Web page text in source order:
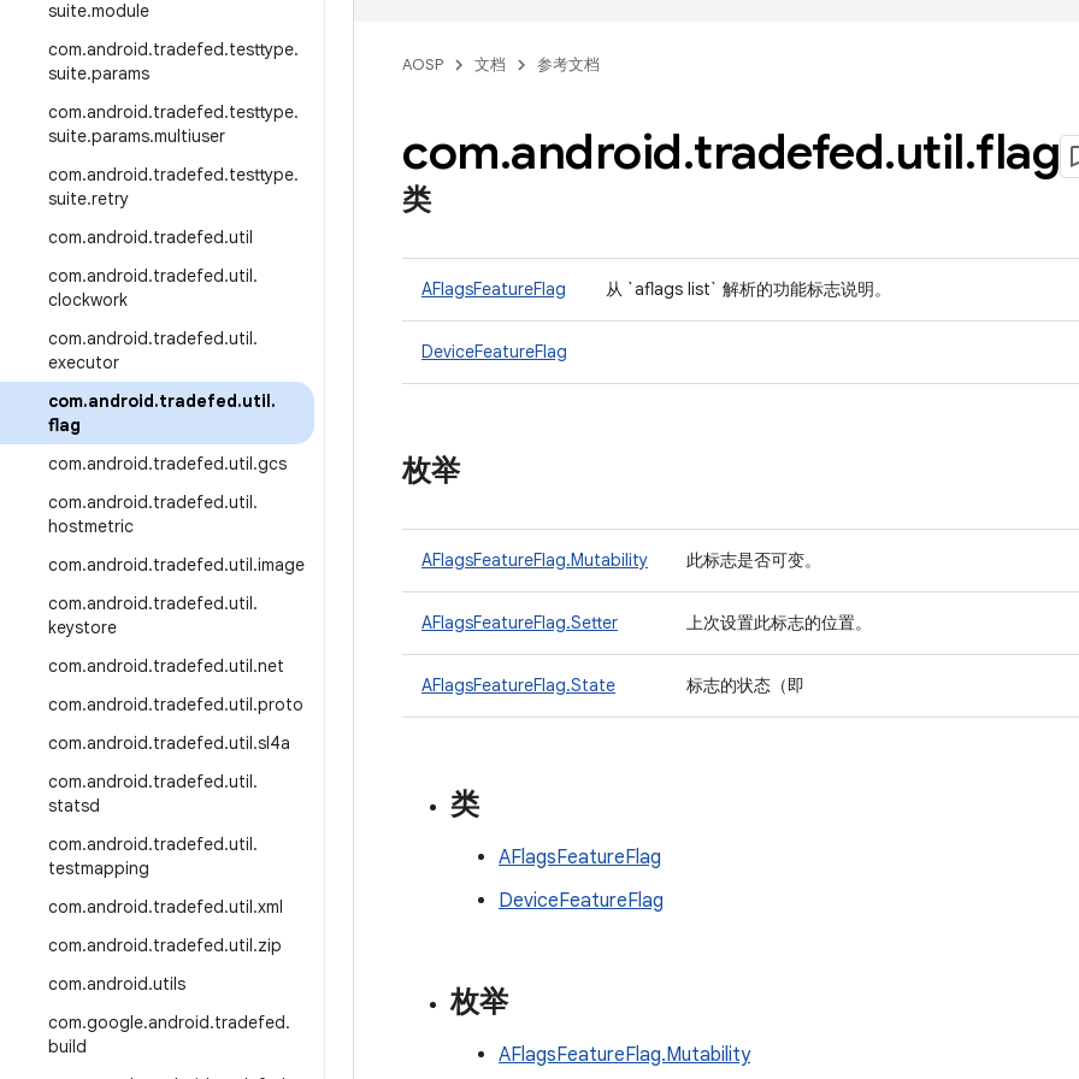
suite.module
com.android.tradefed.testtype.
suite.params
com.android.tradefed.testtype.
suite.params.multiuser
com.android.tradefed.testtype.
suite.retry
com.android.tradefed.util
com.android.tradefed.util.
clockwork
com.android.tradefed.util.
executor
com.android.tradefed.util.
flag
com.android.tradefed.util.gcs
com.android.tradefed.util.
hostmetric
com.android.tradefed.util.image
com.android.tradefed.util.
keystore
com.android.tradefed.util.net
com.android.tradefed.util.proto
com.android.tradefed.util.sl4a
com.android.tradefed.util.
statsd
com.android.tradefed.util.
testmapping
com.android.tradefed.util.xml
com.android.tradefed.util.zip
com.android.utils
com.google.android.tradefed.
build
AOSP 文档 参考文档
com.android.tradefed.util.flag
类
AFlagsFeatureFlag 从 `aflags list` 解析的功能标志说明。
DeviceFeatureFlag
枚举
AFlagsFeatureFlag.Mutability 此标志是否可变。
AFlagsFeatureFlag.Setter 上次设置此标志的位置。
AFlagsFeatureFlag.State 标志的状态（即
类
AFlagsFeatureFlag
DeviceFeatureFlag
枚举
AFlagsFeatureFlag.Mutability